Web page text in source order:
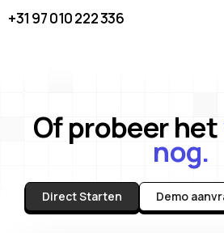
+31 97 010 222 336
Of probeer het
nog.
Direct Starten Demo